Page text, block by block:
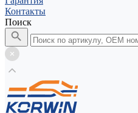
Контакты
Поиск